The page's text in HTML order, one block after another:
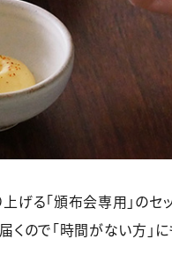
る「頒布会専用」のセッ
ので「時間がない方」